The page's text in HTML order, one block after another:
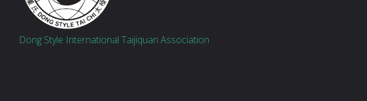
Dong Style International Taijiquan Association